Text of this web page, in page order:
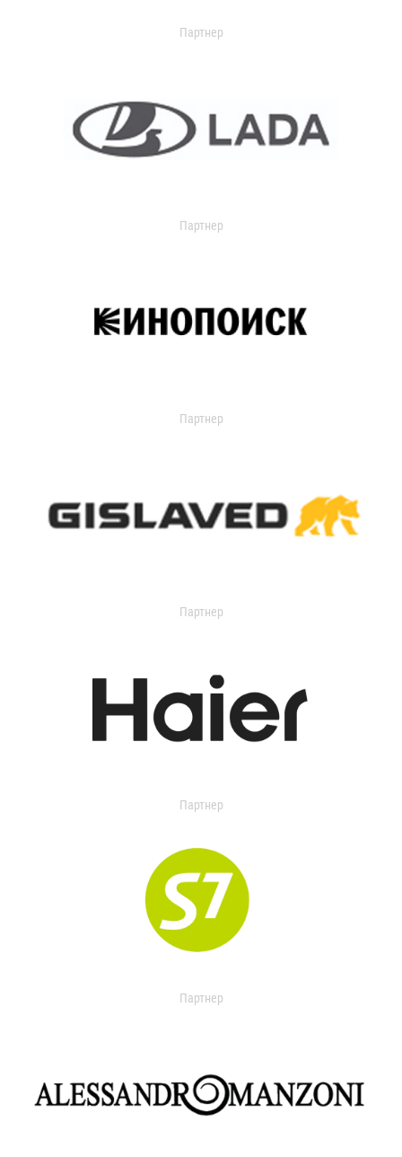
Партнер
Партнер
Партнер
Партнер
Партнер
Партнер